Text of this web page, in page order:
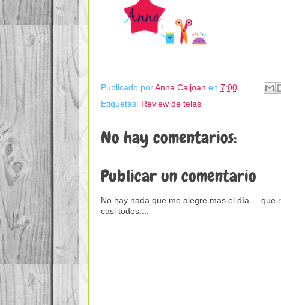
Publicado por Anna Caljoan en 7:00
Etiquetas: Review de telas
No hay comentarios:
Publicar un comentario
No hay nada que me alegre mas el día....
casi todos....